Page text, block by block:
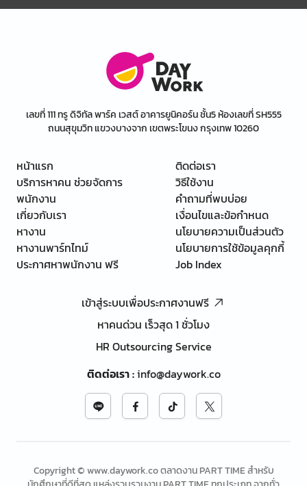
เลขที่ 111 ทรู ดิจิทัล พาร์ค เวสต์ อาคารยูนิคอร์น ชั้น5 ห้องเลขที่ SH555
ถนนสุขุมวิท แขวงบางจาก เขตพระโขนง กรุงเทพ 10260
หน้าแรก
บริการหาคน ช่วยจัดการ
พนักงาน
เกี่ยวกับเรา
หางาน
หางานพาร์ทไทม์
ประกาศหาพนักงาน ฟรี
ติดต่อเรา
วิธีใช้งาน
คำถามที่พบบ่อย
เงื่อนไขและข้อกำหนด
นโยบายความเป็นส่วนตัว
นโยบายการใช้ข้อมูลคุกกี้
Job Index
เข้าสู่ระบบเพื่อประกาศงานฟรี
หาคนด่วน เร็วสุด 1 ชั่วโมง
HR Outsourcing Service
ติดต่อเรา:info@daywork.co
Copyright © www.daywork.co ตลาดงาน PART TIME สำหรับ